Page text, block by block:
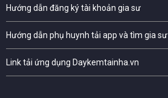
Hướng dẫn đăng ký tài khoản gia sư
Hướng dẫn phụ huynh tải app và tìm gia sư
Link tải ứng dụng Daykemtainha.vn